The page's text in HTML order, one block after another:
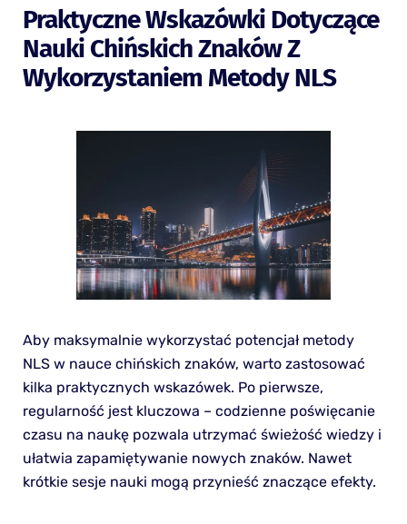
Praktyczne Wskazówki Dotyczące
Nauki Chińskich Znaków Z
Wykorzystaniem Metody NLS
Aby maksymalnie wykorzystać potencjał metody
NLS w nauce chińskich znaków, warto zastosować
kilka praktycznych wskazówek. Po pierwsze,
regularność jest kluczowa – codzienne poświęcanie
czasu na naukę pozwala utrzymać świeżość wiedzy i
ułatwia zapamiętywanie nowych znaków. Nawet
krótkie sesje nauki mogą przynieść znaczące efekty.